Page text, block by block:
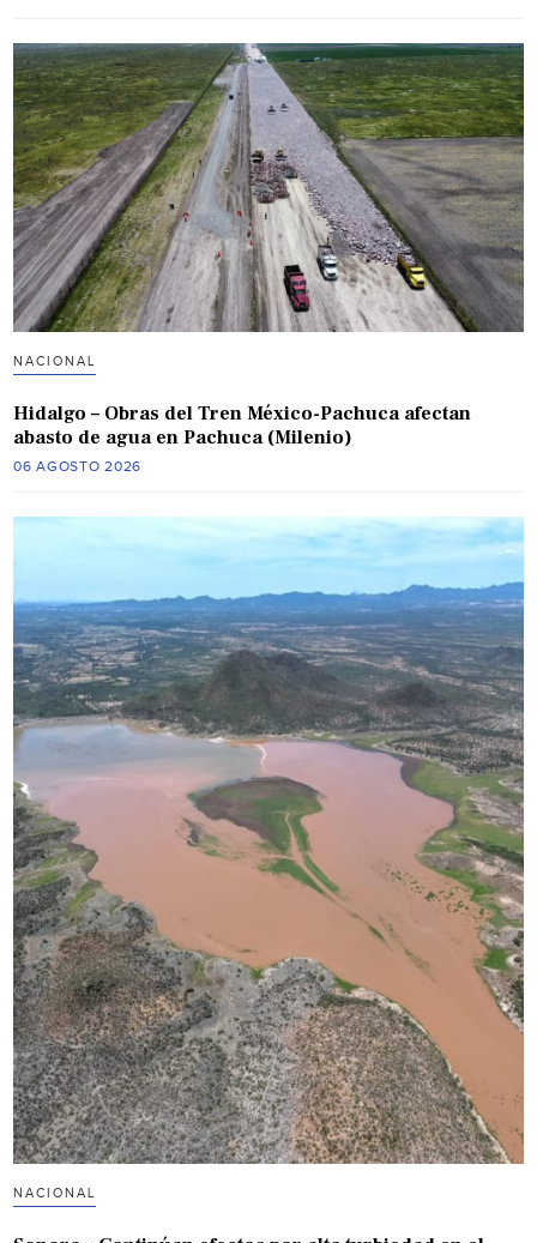
NACIONAL
Hidalgo – Obras del Tren México-Pachuca afectan
abasto de agua en Pachuca (Milenio)
06 AGOSTO 2026
NACIONAL